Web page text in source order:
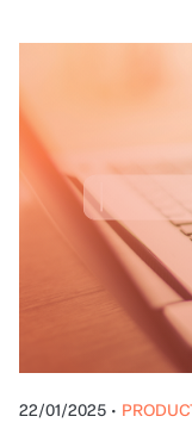
22/01/2025 •